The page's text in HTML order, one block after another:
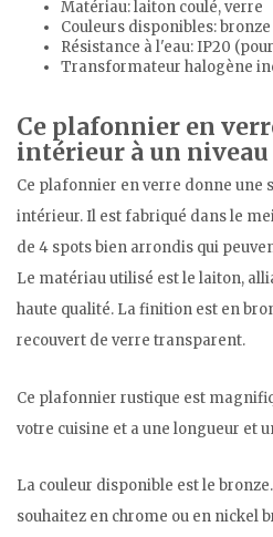
Matériau: laiton coulé, verre
Couleurs disponibles: bronze
Résistance à l'eau: IP20
Transformateur halogène
Ce plafonnier en
intérieur à un
Ce plafonnier en verre donne une
intérieur. Il est fabriqué dans le
de 4 spots bien arrondis qui
Le matériau utilisé est le laiton,
haute qualité. La finition est en
recouvert de verre transparent.
Ce plafonnier rustique est
votre cuisine et a une longueur et
La couleur disponible est le
souhaitez en chrome ou en nickel